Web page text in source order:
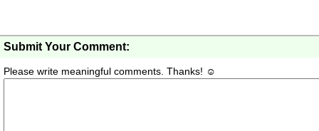
Submit Your Comment:
Please write meaningful comments. Thanks! ☺